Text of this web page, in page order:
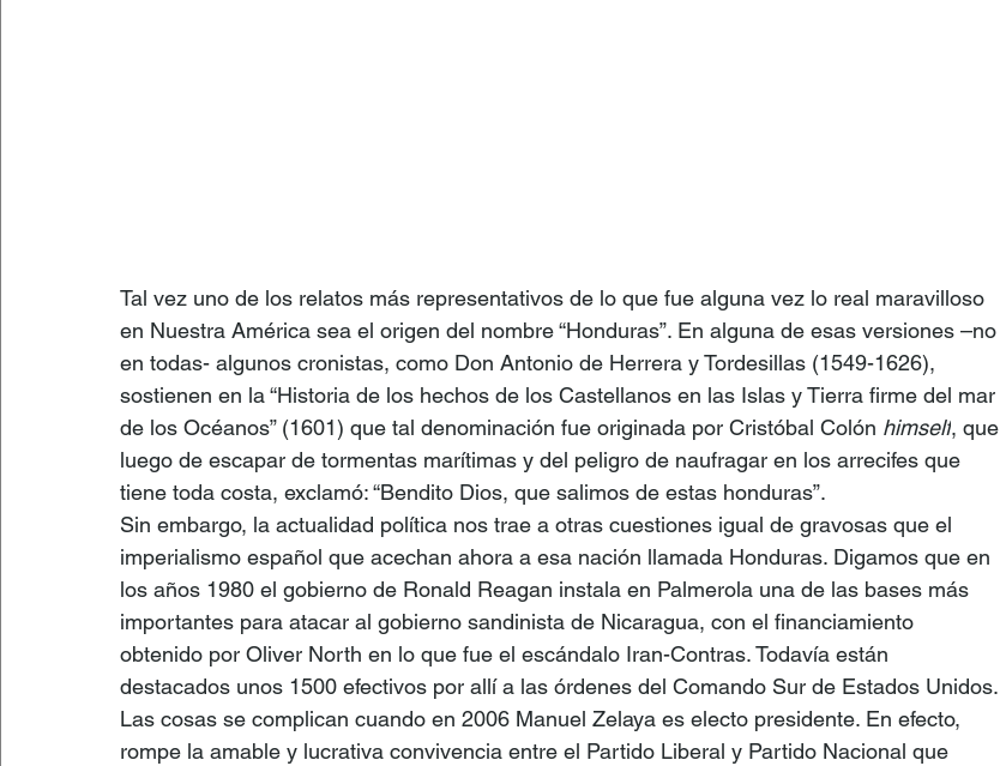
Tal vez uno de los relatos más representativos de lo que fue alguna vez lo real maravilloso
en Nuestra América sea el origen del nombre “Honduras”. En alguna de esas versiones –no
en todas- algunos cronistas, como Don Antonio de Herrera y Tordesillas (1549-1626),
sostienen en la “Historia de los hechos de los Castellanos en las Islas y Tierra firme del mar
de los Océanos” (1601) que tal denominación fue originada por Cristóbal Colón himself, que
luego de escapar de tormentas marítimas y del peligro de naufragar en los arrecifes que
tiene toda costa, exclamó: “Bendito Dios, que salimos de estas honduras”.
Sin embargo, la actualidad política nos trae a otras cuestiones igual de gravosas que el
imperialismo español que acechan ahora a esa nación llamada Honduras. Digamos que en
los años 1980 el gobierno de Ronald Reagan instala en Palmerola una de las bases más
importantes para atacar al gobierno sandinista de Nicaragua, con el financiamiento
obtenido por Oliver North en lo que fue el escándalo Iran-Contras. Todavía están
destacados unos 1500 efectivos por allí a las órdenes del Comando Sur de Estados Unidos.
Las cosas se complican cuando en 2006 Manuel Zelaya es electo presidente. En efecto,
rompe la amable y lucrativa convivencia entre el Partido Liberal y Partido Nacional que